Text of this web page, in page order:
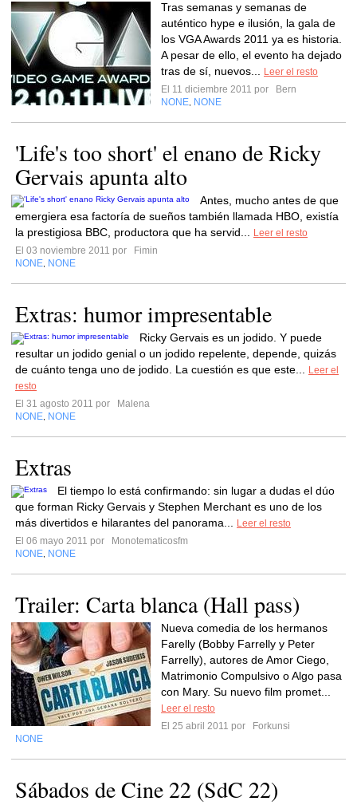
Tras semanas y semanas de
auténtico hype e ilusión, la gala de
los VGA Awards 2011 ya es historia.
A pesar de ello, el evento ha dejado
tras de sí, nuevos...
Leer el resto
El 11 diciembre 2011 por
Bern
NONE NONE
'Life's too short' el enano de Ricky
Gervais apunta alto
Antes, mucho antes de que
emergiera esa factoría de sueños también llamada HBO, existía
la prestigiosa BBC, productora que ha servid...
Leer el resto
El 03 noviembre 2011 por
Fimin
NONE NONE
Extras: humor impresentable
Ricky Gervais es un jodido. Y puede
resultar un jodido genial o un jodido repelente, depende, quizás
de cuánto tenga uno de jodido. La cuestión es que este...
Leer el
resto
El 31 agosto 2011 por
Malena
NONE NONE
Extras
El tiempo lo está confirmando: sin lugar a dudas el dúo
que forman Ricky Gervais y Stephen Merchant es uno de los
más divertidos e hilarantes del panorama...
Leer el resto
El 06 mayo 2011 por
Monotematicosfm
NONE NONE
Trailer: Carta blanca (Hall pass)
Nueva comedia de los hermanos
Farelly (Bobby Farrelly y Peter
Farrelly), autores de Amor Ciego,
Matrimonio Compulsivo o Algo pasa
con Mary. Su nuevo film promet...
Leer el resto
El 25 abril 2011 por
Forkunsi
NONE
Sábados de Cine 22 (SdC 22)